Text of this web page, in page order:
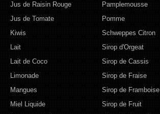
Jus de Raisin Rouge
Jus de Tomate
Kiwis
Lait
Lait de Coco
Limonade
Mangues
Miel Liquide
Pamplemousse
Pomme
Schweppes Citron
Sirop d'Orgeat
Sirop de Cassis
Sirop de Fraise
Sirop de Framboise
Sirop de Fruit